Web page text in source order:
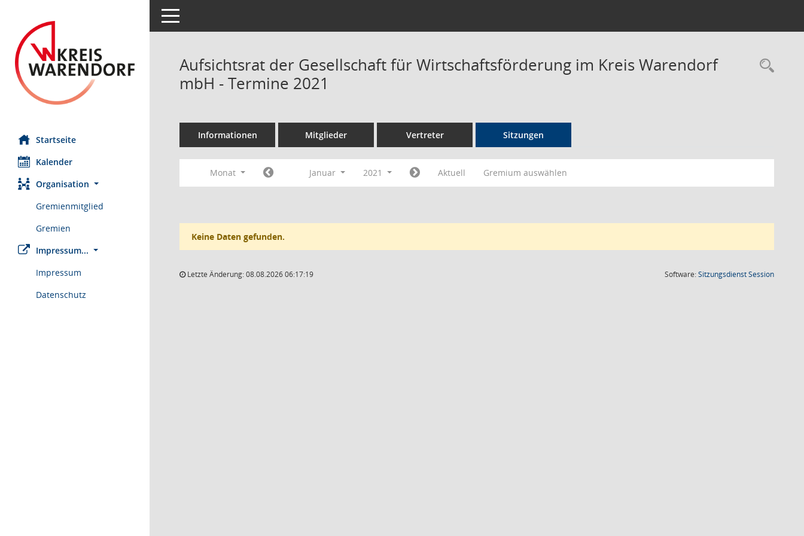
Startseite
Kalender
Organisation
Gremienmitglied
Gremien
Impressum...
Impressum
Datenschutz
Toggle navigation
Aufsichtsrat der Gesellschaft für Wirtschaftsförderung im Kreis Warendorf
mbH - Termine 2021
Informationen Mitglieder Vertreter Sitzungen
Monat Januar 2021 Aktuell Gremium auswählen
Keine Daten gefunden.
Letzte Änderung: 08.08.2026 06:17:19 Software:SitzungsdienstSession(Wird in